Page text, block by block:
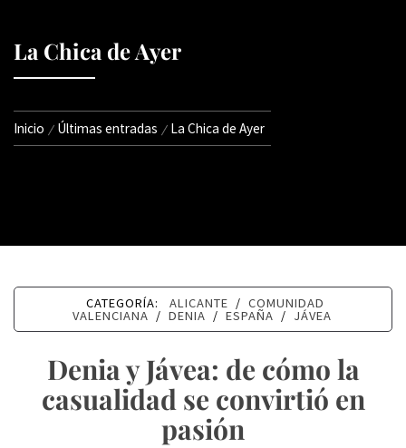
La Chica de Ayer
Inicio Últimas entradas La Chica de Ayer
CATEGORÍA: ALICANTE / COMUNIDAD
VALENCIANA / DENIA / ESPAÑA / JÁVEA
Denia y Jávea: de cómo la
casualidad se convirtió en
pasión